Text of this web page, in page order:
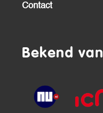
Contact
Bekend van